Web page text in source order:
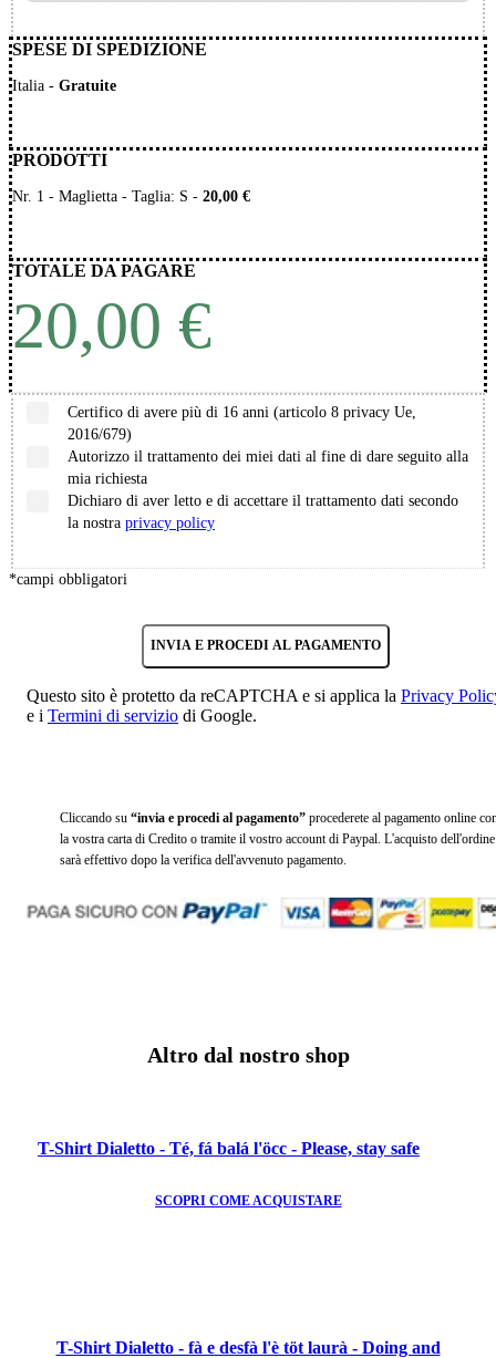
SPESE DI SPEDIZIONE
Italia - Gratuite
PRODOTTI
Nr. 1 - Maglietta - Taglia: S - 20,00 €
TOTALE DA PAGARE
20,00 €
Certifico di avere più di 16 anni (articolo 8 privacy Ue,
2016/679)
Autorizzo il trattamento dei miei dati al fine di dare seguito alla
mia richiesta
Dichiaro di aver letto e di accettare il trattamento dati secondo
la nostra privacy policy
*campi obbligatori
INVIA E PROCEDI AL PAGAMENTO
Questo sito è protetto da reCAPTCHA e si applica la Privacy
e i Termini di servizio di Google.
Cliccando su “invia e procedi al pagamento” procederete al pagamento online
la vostra carta di Credito o tramite il vostro account di Paypal. L'acquisto dell'ordine
sarà effettivo dopo la verifica dell'avvenuto pagamento.
Altro dal nostro shop
T-Shirt Dialetto - Té, fá balá l'öcc - Please, stay safe
SCOPRI COME ACQUISTARE
T-Shirt Dialetto - fà e desfà l'è töt laurà - Doing and